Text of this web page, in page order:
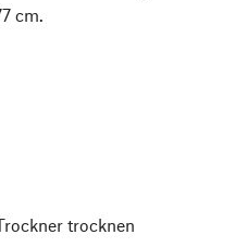
cm.
trocknen